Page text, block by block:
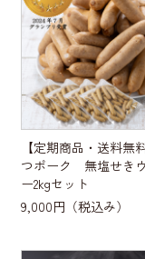
【定期商品・送料無
つポーク 無塩せき
ー2kgセット
9,000円 （税込み）